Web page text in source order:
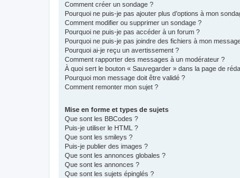
Comment créer un sondage ?
Pourquoi ne puis-je pas ajouter plus d’options à mon
Comment modifier ou supprimer un sondage ?
Pourquoi ne puis-je pas accéder à un forum ?
Pourquoi ne puis-je pas joindre des fichiers à mon
Pourquoi ai-je reçu un avertissement ?
Comment rapporter des messages à un modérateur ?
À quoi sert le bouton « Sauvegarder » dans la page de
Pourquoi mon message doit être validé ?
Comment remonter mon sujet ?
Mise en forme et types de sujets
Que sont les BBCodes ?
Puis-je utiliser le HTML ?
Que sont les smileys ?
Puis-je publier des images ?
Que sont les annonces globales ?
Que sont les annonces ?
Que sont les sujets épinglés ?